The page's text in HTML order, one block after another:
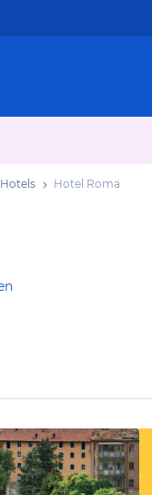
Hotel Roma